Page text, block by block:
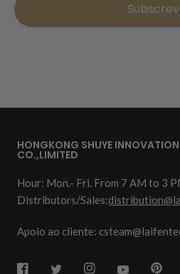
HONGKONG SHUYE
CO.,LIMITED
Hour: Mon.- Fri. From 7 AM to 3
Distributors/Sales:
Apoio ao cliente: